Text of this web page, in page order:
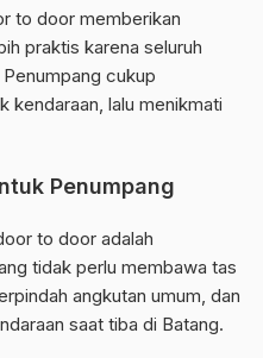
to door memberikan
praktis karena seluruh
cukup
kendaraan, lalu menikmati
Penumpang
to door adalah
tidak perlu membawa tas
angkutan umum, dan
saat tiba di Batang.